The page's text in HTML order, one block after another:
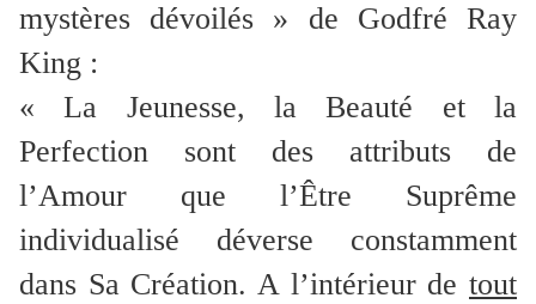
mystères dévoilés » de Godfré Ray
King :
« La Jeunesse, la Beauté et la
Perfection sont des attributs de
l’Amour que l’Être Suprême
individualisé déverse constamment
dans Sa Création. A l’intérieur de tout